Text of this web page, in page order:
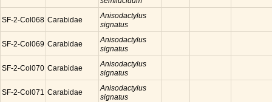
SF-2-Col068 Carabidae
Anisodactylus
signatus
SF-2-Col069 Carabidae
Anisodactylus
signatus
SF-2-Col070 Carabidae
Anisodactylus
signatus
SF-2-Col071 Carabidae
Anisodactylus
signatus